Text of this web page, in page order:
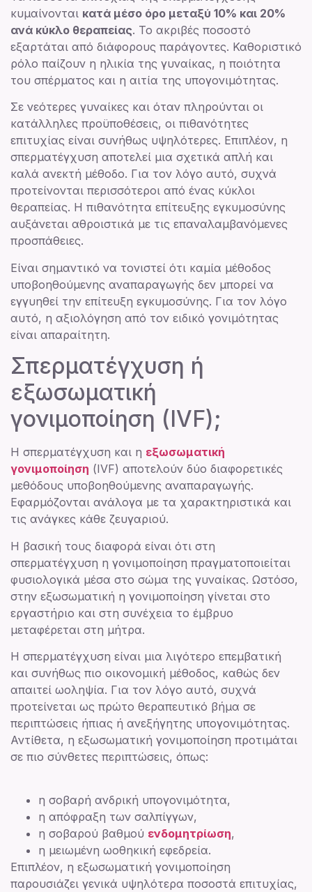
κυμαίνονται κατά μέσο όρο μεταξύ 10% και 20%
ανά κύκλο θεραπείας. Το ακριβές ποσοστό
εξαρτάται από διάφορους παράγοντες. Καθοριστικό
ρόλο παίζουν η ηλικία της γυναίκας, η ποιότητα
του σπέρματος και η αιτία της υπογονιμότητας.
Σε νεότερες γυναίκες και όταν πληρούνται οι
κατάλληλες προϋποθέσεις, οι πιθανότητες
επιτυχίας είναι συνήθως υψηλότερες. Επιπλέον, η
σπερματέγχυση αποτελεί μια σχετικά απλή και
καλά ανεκτή μέθοδο. Για τον λόγο αυτό, συχνά
προτείνονται περισσότεροι από ένας κύκλοι
θεραπείας. Η πιθανότητα επίτευξης εγκυμοσύνης
αυξάνεται αθροιστικά με τις επαναλαμβανόμενες
προσπάθειες.
Είναι σημαντικό να τονιστεί ότι καμία μέθοδος
υποβοηθούμενης αναπαραγωγής δεν μπορεί να
εγγυηθεί την επίτευξη εγκυμοσύνης. Για τον λόγο
αυτό, η αξιολόγηση από τον ειδικό γονιμότητας
είναι απαραίτητη.
Σπερματέγχυση ή
εξωσωματική
γονιμοποίηση (IVF);
Η σπερματέγχυση και η εξωσωματική
γονιμοποίηση (IVF) αποτελούν δύο διαφορετικές
μεθόδους υποβοηθούμενης αναπαραγωγής.
Εφαρμόζονται ανάλογα με τα χαρακτηριστικά και
τις ανάγκες κάθε ζευγαριού.
Η βασική τους διαφορά είναι ότι στη
σπερματέγχυση η γονιμοποίηση πραγματοποιείται
φυσιολογικά μέσα στο σώμα της γυναίκας. Ωστόσο,
στην εξωσωματική η γονιμοποίηση γίνεται στο
εργαστήριο και στη συνέχεια το έμβρυο
μεταφέρεται στη μήτρα.
Η σπερματέγχυση είναι μια λιγότερο επεμβατική
και συνήθως πιο οικονομική μέθοδος, καθώς δεν
απαιτεί ωοληψία. Για τον λόγο αυτό, συχνά
προτείνεται ως πρώτο θεραπευτικό βήμα σε
περιπτώσεις ήπιας ή ανεξήγητης υπογονιμότητας.
Αντίθετα, η εξωσωματική γονιμοποίηση προτιμάται
σε πιο σύνθετες περιπτώσεις, όπως:
η σοβαρή ανδρική υπογονιμότητα,
η απόφραξη των σαλπίγγων,
η σοβαρού βαθμού ενδομητρίωση,
η μειωμένη ωοθηκική εφεδρεία.
Επιπλέον, η εξωσωματική γονιμοποίηση
παρουσιάζει γενικά υψηλότερα ποσοστά επιτυχίας,